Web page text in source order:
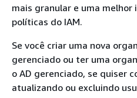
mais granular e uma melhor
políticas do IAM.
Se você criar uma nova
gerenciado ou ter uma
o AD gerenciado, se quiser
atualizando ou excluindo